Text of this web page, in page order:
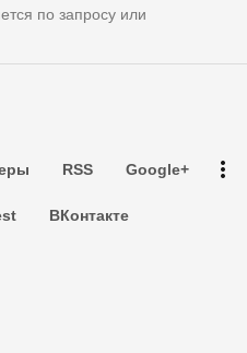
по запросу или
RSS Google+
ВКонтакте
more_vert
Партнеры